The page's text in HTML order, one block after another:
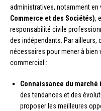
administratives, notamment en
Commerce et des Sociétés),
responsabilité civile
des indépendants. Par
nécessaires pour mener à bien
commercial :
Connaissance du
des tendances et des
proposer les meilleures